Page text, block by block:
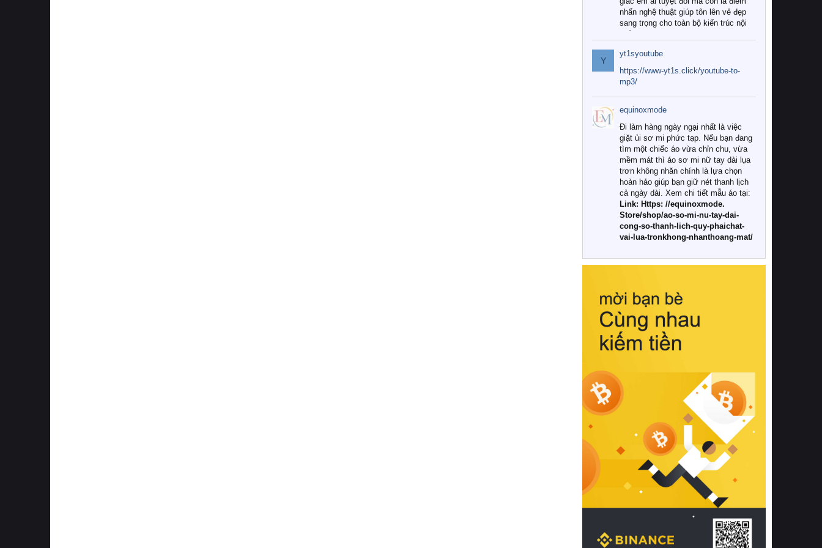
nhấn nghệ thuật giúp tôn lên vẻ đẹp
sang trọng cho toàn bộ kiến trúc nội
Tuy nhiên, giữa thị trường đa dạng
với vô vàn thương hiệu và mẫu mã
như hiện nay, làm thế nào để chọn
được những bộ chăn ga gối đệm cao
cấp thực sự chất lượng, phù hợp với
khí hậu và nhu cầu sử dụng của gia
đình? Hãy cùng chúng tôi đi tìm lời
giải đáp chi tiết qua bài viết dưới đây.
1. Tại sao các gia đình hiện đại lại ưa
chuộng chăn ga gối đệm cao cấp?
Khác với các dòng sản phẩm thông
thường, những bộ chăn ga gối đệm
cao cấp trải qua quy trình sản xuất
nghiêm ngặt từ khâu chọn lọc nguyên
liệu tự nhiên đến công nghệ dệt
nhuộm hiện đại không chứa hóa chất
này, bạn sẽ cảm nhận rõ rệt sự khác
hồi chuẩn xác của phần đệm nâng đỡ
cột sống.
Bên cạnh đó, việc lựa chọn các dòng
sản phẩm đạt chuẩn chất lượng quốc
tế còn giúp ngăn ngừa tình trạng kích
khuẩn và nấm mốc trong điều kiện
thời tiết nóng ẩm. Bạn có thể tìm hiểu
thêm các nghiên cứu khoa học về tác
động của giấc ngủ và môi trường
phòng ngủ đối với sức khỏe con
người tại Sleep Foundation (External
Link) để có cái nhìn toàn diện hơn.
2. Các tiêu chí vàng khi lựa chọn
chăn ga gối đệm cao cấp cho phòng
ngủ
Để sở hữu một bộ chăn ga gối đệm
cao cấp hoàn hảo cả về thẩm mỹ lẫn
công năng, người tiêu dùng cần cân
nhắc kỹ lưỡng các tiêu chí quan trọng
Y
yt1syoutube
https://www-yt1s.click/youtube-to-
mp3/
equinoxmode
Đi làm hàng ngày ngại nhất là việc
giặt ủi sơ mi phức tạp. Nếu bạn đang
tìm một chiếc áo vừa chỉn chu, vừa
mềm mát thì áo sơ mi nữ tay dài lụa
trơn không nhăn chính là lựa chọn
hoàn hảo giúp bạn giữ nét thanh lịch
cả ngày dài. Xem chi tiết mẫu áo tại:
Link: Https: //equinoxmode.
Store/shop/ao-so-mi-nu-tay-dai-
cong-so-thanh-lich-quy-phaichat-
vai-lua-tronkhong-nhanthoang-mat/